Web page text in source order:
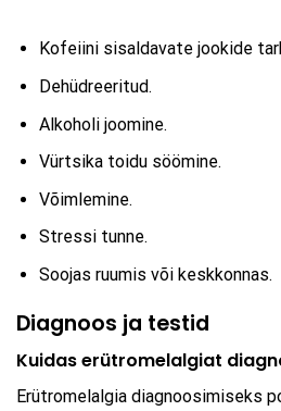
Kofeiini sisaldavate jookide
Dehüdreeritud.
Alkoholi joomine.
Vürtsika toidu söömine.
Võimlemine.
Stressi tunne.
Soojas ruumis või keskkonnas.
Diagnoos ja testid
Kuidas erütromelalgiat
Erütromelalgia diagnoosimiseks